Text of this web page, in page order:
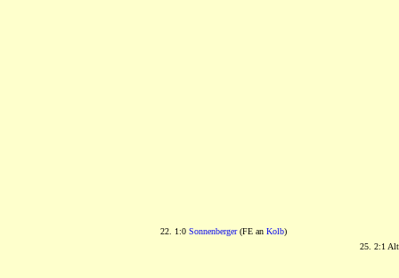
22. 1:0 Sonnenberger(FE an Kolb)
25. 2:1